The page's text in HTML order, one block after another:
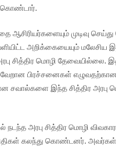
கொண்டார்.
முடிவு
அறிக்கையையும் மலேசிய
சித்திர மொழி தேவையில்லை.
பிரச்சனைகள்
சவால்களை இந்த சித்திர
அரபு சித்திர மொழி
கலந்து கொண்டனர்.